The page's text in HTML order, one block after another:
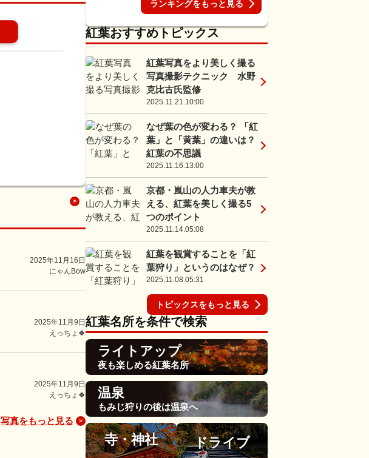
2025年11月16日
にゃんBow
2025年11月9日
えっちょ🍀
2025年11月9日
えっちょ🍀
写真をもっと見る
ランキングをもっと見る
紅葉おすすめトピックス
紅葉写真をより美しく撮る
写真撮影テクニック 水野
克比古氏監修
2025.11.21.10:00
なぜ葉の色が変わる？ 「紅
葉」と「黄葉」の違いは？
紅葉の不思議
2025.11.16.13:00
京都・嵐山の人力車夫が教
える、紅葉を美しく撮る5
つのポイント
2025.11.14.05:08
紅葉を観賞することを「紅
葉狩り」というのはなぜ？
2025.11.08.05:31
トピックスをもっと見る
紅葉名所を条件で検索
ライトアップ
夜も楽しめる紅葉名所
温泉
もみじ狩りの後は温泉へ
寺・神社 ドライブ